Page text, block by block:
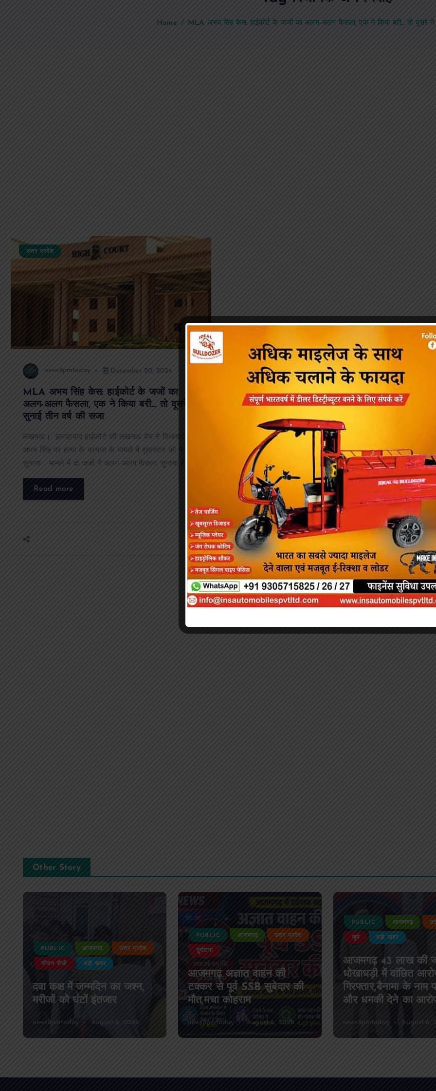
Home MLA अभय सिंह केस: हाईकोर्ट के जजों का अलग-अलग फैसला, एक ने किया बरी… तो दूसरे ने
उत्तर प्रदेश
news8pmtoday December 20, 2024
MLA अभय सिंह केस: हाईकोर्ट के जजों का
अलग-अलग फैसला, एक ने किया बरी… तो दूसरे ने
सुनाई तीन वर्ष की सजा
लखनऊ। इलाहाबाद हाईकोर्ट की लखनऊ बेंच ने विधायक
अभय सिंह पर हत्या के प्रयास के मामले में शुक्रवार को फैसला
सुनाया। मामले में दो जजों ने अलग-अलग फैसला सुनाया है।…
Read more
डॉ. धनन्जय पाण्डेय बने अध्यक्ष, डॉ.
सचिव निर्विरोध निर्वाचित
news8pmtoday August 6, 2026
Other Story
PUBLIC आजमगढ़ उत्तर प्रदेश
जीवन शैली बड़ी खबर
दवा कक्ष में जन्मदिन का जश्न,
मरीजों को घंटों इंतजार
news8pmtoday August 6, 2026
PUBLIC आजमगढ़ उत्तर प्रदेश
दुर्घटना
आजमगढ़ अज्ञात वाहन की
टक्कर से पूर्व SSB सुबेदार की
मौत,मचा कोहराम
news8pmtoday August 6, 2026
PUBLIC आजमगढ़
जुर्म बड़ी खबर
आजमगढ़ 43 लाख की
धोखाधड़ी में वांछित
गिरफ्तार,बैनामा के नाम
और धमकी देने का
news8pmtoday August 6,